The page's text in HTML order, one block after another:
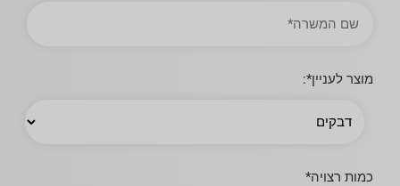
עבודה
מוצר לעניין*:
כמות רצויה*